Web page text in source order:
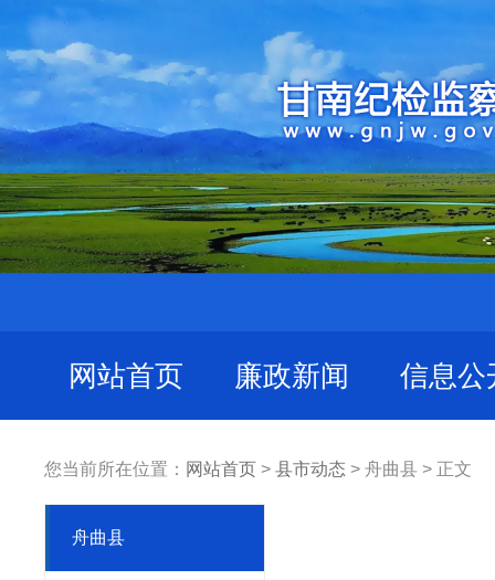
网站首页 廉政新闻 信息公
您当前所在位置： 网站首页 > 县市动态 > 舟曲县 > 正文
舟曲县